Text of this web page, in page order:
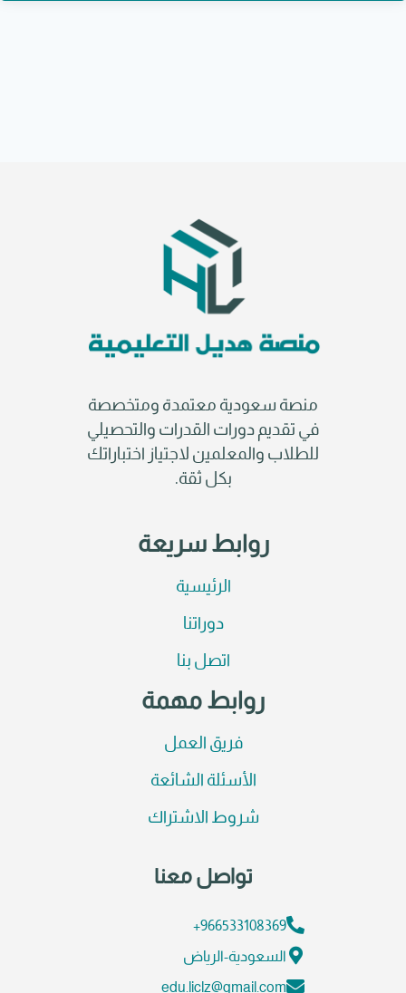
منصة سعودية معتمدة ومتخصصة
في تقديم دورات القدرات والتحصيلي
للطلاب والمعلمين لاجتياز اختباراتك
بكل ثقة.
روابط سريعة
الرئيسية
دوراتنا
اتصل بنا
روابط مهمة
فريق العمل
الأسئلة الشائعة
شروط الاشتراك
تواصل معنا
966533108369+
السعودية-الرياض
edu.liclz@gmail.com